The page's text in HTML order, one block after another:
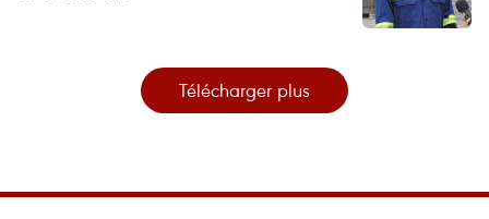
Télécharger plus